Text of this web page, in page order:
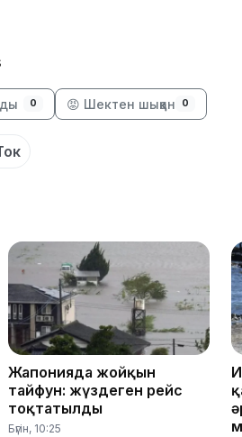
0 😡 Шектен шыққан 0
Жапонияда жойқын
тайфун: жүздеген рейс
тоқтатылды
Бүгін, 10:25